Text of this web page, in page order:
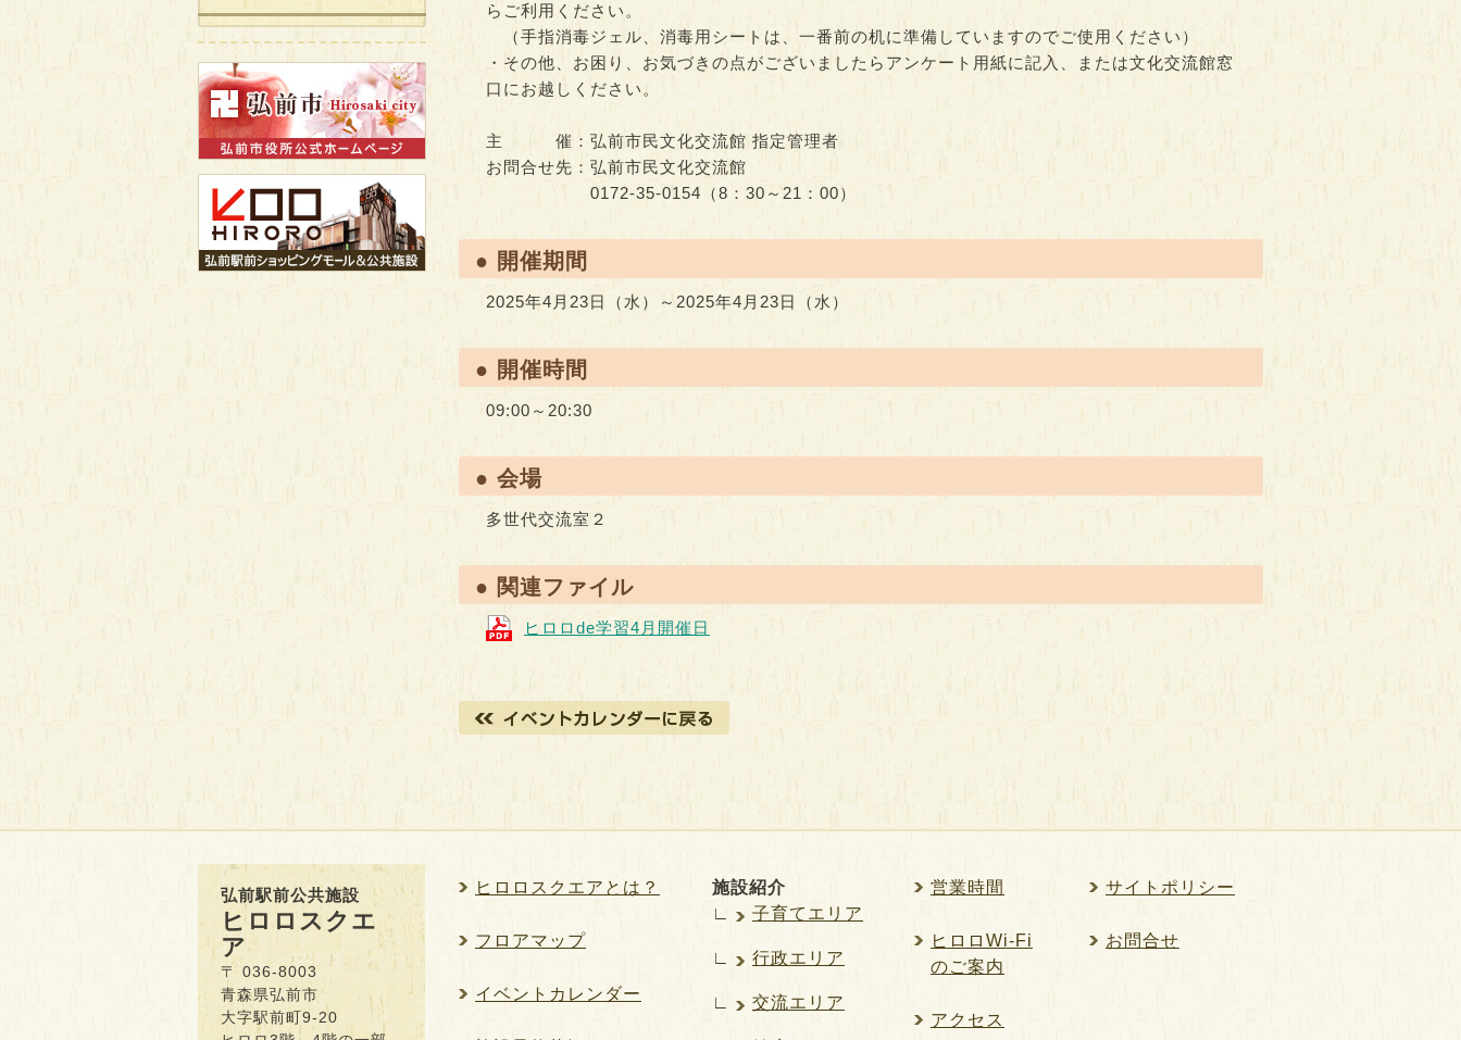
らご利用ください。
（手指消毒ジェル、消毒用シートは、一番前の机に準備していますのでご使用ください）
・その他、お困り、お気づきの点がございましたらアンケート用紙に記入、または文化交流館窓
口にお越しください。
主 催：弘前市民文化交流館 指定管理者
お問合せ先：弘前市民文化交流館
0172-35-0154（8：30～21：00）
● 開催期間
2025年4月23日（水）～2025年4月23日（水）
● 開催時間
09:00～20:30
● 会場
多世代交流室２
● 関連ファイル
ヒロロde学習4月開催日
弘前駅前公共施設
ヒロロスクエ
ア
〒 036-8003
青森県弘前市
大字駅前町9-20
ヒロロスクエアとは？
フロアマップ
イベントカレンダー
施設紹介
∟
子育てエリア
∟ 行政エリア
∟ 交流エリア
営業時間
ヒロロWi-Fi
のご案内
アクセス
サイトポリシー
お問合せ